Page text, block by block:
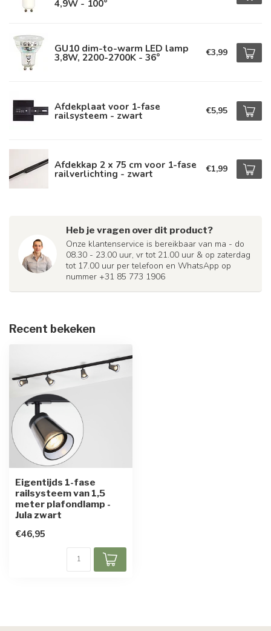
4,9W - 100°
GU10 dim-to-warm LED lamp
3,8W, 2200-2700K - 36° €3,99
Afdekplaat voor 1-fase
railsysteem - zwart €5,95
Afdekkap 2 x 75 cm voor 1-fase
railverlichting - zwart €1,99
Heb je vragen over dit product?
Onze klantenservice is bereikbaar van ma - do
08.30 - 23.00 uur, vr tot 21.00 uur & op zaterdag
tot 17.00 uur per telefoon en WhatsApp op
nummer +31 85 773 1906
Recent bekeken
Eigentijds 1-fase
railsysteem van 1,5
meter plafondlamp -
Jula zwart
€46,95